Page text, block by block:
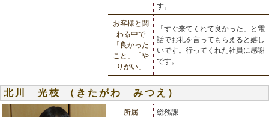
す。
お客様と関
わる中で
「良かった
こと」「や
りがい」
「すぐ来てくれて良かった」と電
話でお礼を言ってもらえると嬉し
いです。行ってくれた社員に感謝
です。
北川 光枝 （きたがわ みつえ）
所属 総務課